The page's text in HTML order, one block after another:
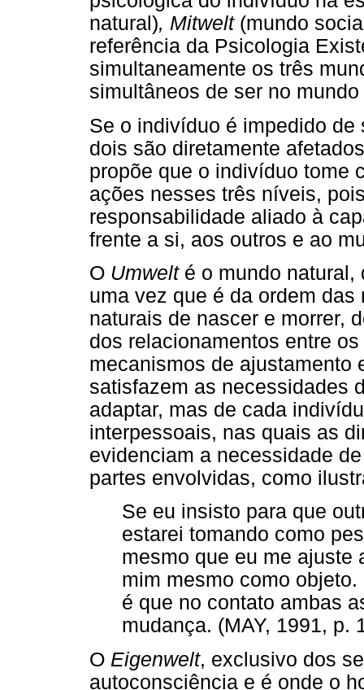
natural), Mitwelt (mundo
referência da Psicologia
simultaneamente os três
simultâneos de ser no mundo
Se o indivíduo é impedido
dois são diretamente
propõe que o indivíduo tome
ações nesses três níveis,
responsabilidade aliado à
frente a si, aos outros e ao
O Umwelté o mundo natural,
uma vez que é da ordem
naturais de nascer e morrer,
dos relacionamentos entre
mecanismos de ajustamento
satisfazem as necessidades
adaptar, mas de cada
interpessoais, nas quais as
evidenciam a necessidade
partes envolvidas, como
Se eu insisto para que
estarei tomando como
mesmo que eu me ajuste
mim mesmo como
é que no contato ambas
mudança. (MAY, 1991, p.
O Eigenwelt, exclusivo dos
autoconsciência e é onde o